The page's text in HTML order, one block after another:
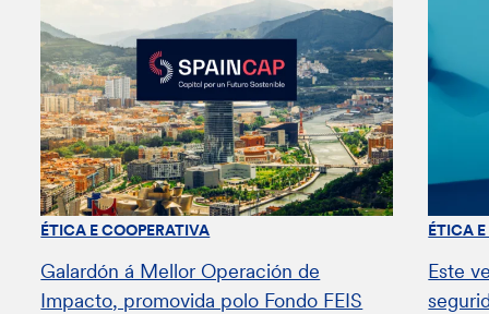
ÉTICA E COOPERATIVA
Galardón á Mellor Operación de
Impacto, promovida polo Fondo FEIS
ÉTICA
Este